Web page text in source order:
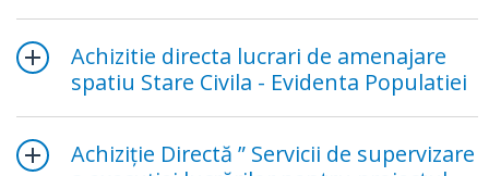
Achizitie directa lucrari de amenajare
spatiu Stare Civila - Evidenta Populatiei
Achiziție Directă ” Servicii de supervizare